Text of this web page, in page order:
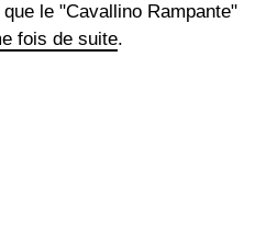
le "Cavallino Rampante"
fois de suite.